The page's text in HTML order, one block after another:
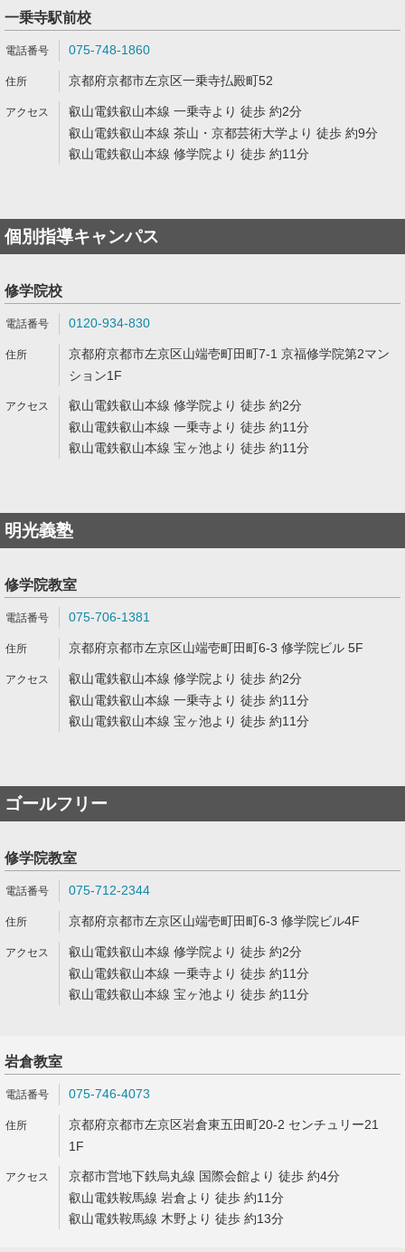
一乗寺駅前校
075-748-1860
京都府京都市左京区一乗寺払殿町52
叡山電鉄叡山本線 一乗寺より 徒歩 約2分
叡山電鉄叡山本線 茶山・京都芸術大学より 徒歩 約9分
叡山電鉄叡山本線 修学院より 徒歩 約11分
個別指導キャンパス
修学院校
0120-934-830
京都府京都市左京区山端壱町田町7-1 京福修学院第2マン
ション1F
叡山電鉄叡山本線 修学院より 徒歩 約2分
叡山電鉄叡山本線 一乗寺より 徒歩 約11分
叡山電鉄叡山本線 宝ヶ池より 徒歩 約11分
明光義塾
修学院教室
075-706-1381
京都府京都市左京区山端壱町田町6-3 修学院ビル 5F
叡山電鉄叡山本線 修学院より 徒歩 約2分
叡山電鉄叡山本線 一乗寺より 徒歩 約11分
叡山電鉄叡山本線 宝ヶ池より 徒歩 約11分
ゴールフリー
修学院教室
075-712-2344
京都府京都市左京区山端壱町田町6-3 修学院ビル4F
叡山電鉄叡山本線 修学院より 徒歩 約2分
叡山電鉄叡山本線 一乗寺より 徒歩 約11分
叡山電鉄叡山本線 宝ヶ池より 徒歩 約11分
岩倉教室
075-746-4073
京都府京都市左京区岩倉東五田町20-2 センチュリー21
1F
京都市営地下鉄烏丸線 国際会館より 徒歩 約4分
叡山電鉄鞍馬線 岩倉より 徒歩 約11分
叡山電鉄鞍馬線 木野より 徒歩 約13分